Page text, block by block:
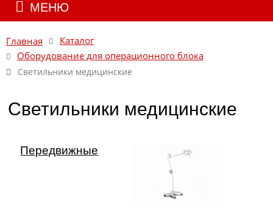
МЕНЮ
Главная
Каталог
Оборудование для операционного блока
Светильники медицинские
Светильники медицинские
Передвижные